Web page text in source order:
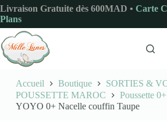
Passer
au
contenu
Livraison Gratuite dès 600MAD • Carte
Plans
Accueil Boutique
SORTIES &
POUSSETTE MAROC
Poussette 0+
YOYO 0+ Nacelle couffin Taupe